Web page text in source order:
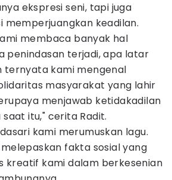
ekspresi seni, tapi juga
memperjuangkan keadilan.
membaca banyak hal
penindasan terjadi, apa latar
ternyata kami mengenal
masyarakat yang lahir
menjawab ketidakadilan
itu," cerita Radit.
kami merumuskan lagu.
fakta sosial yang
kreatif kami dalam berkesenian